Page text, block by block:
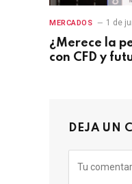
MERCADOS 1 de
¿Merece la
con CFD y
DEJA UN